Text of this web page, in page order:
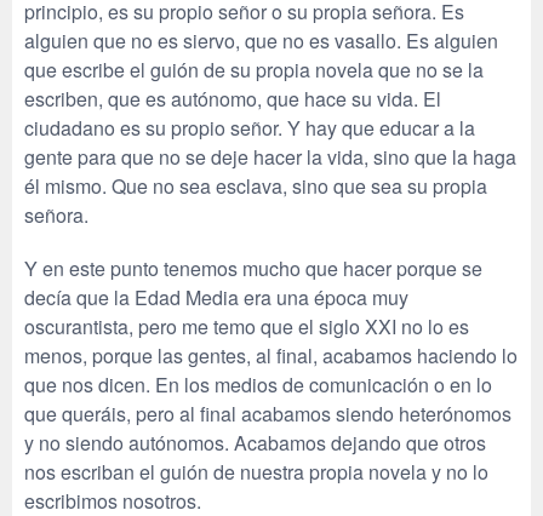
principio, es su propio señor o su propia señora. Es
alguien que no es siervo, que no es vasallo. Es alguien
que escribe el guión de su propia novela que no se la
escriben, que es autónomo, que hace su vida. El
ciudadano es su propio señor. Y hay que educar a la
gente para que no se deje hacer la vida, sino que la haga
él mismo. Que no sea esclava, sino que sea su propia
señora.
Y en este punto tenemos mucho que hacer porque se
decía que la Edad Media era una época muy
oscurantista, pero me temo que el siglo XXI no lo es
menos, porque las gentes, al final, acabamos haciendo lo
que nos dicen. En los medios de comunicación o en lo
que queráis, pero al final acabamos siendo heterónomos
y no siendo autónomos. Acabamos dejando que otros
nos escriban el guión de nuestra propia novela y no lo
escribimos nosotros.